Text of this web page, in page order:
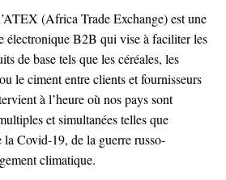
(Africa Trade Exchange) est une
électronique B2B qui vise à faciliter les
de base tels que les céréales, les
le ciment entre clients et fournisseurs
à l’heure où nos pays sont
et simultanées telles que
la Covid-19, de la guerre russo-
climatique.